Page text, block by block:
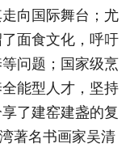
向国际舞台；尤
面食文化，呼吁
问题；国家级烹
能型人才，坚持
了建窑建盏的复
湾著名书画家吴清